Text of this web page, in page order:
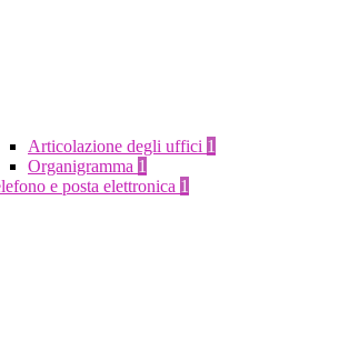
Articolazione degli uffici 1
Organigramma 1
e posta elettronica 1